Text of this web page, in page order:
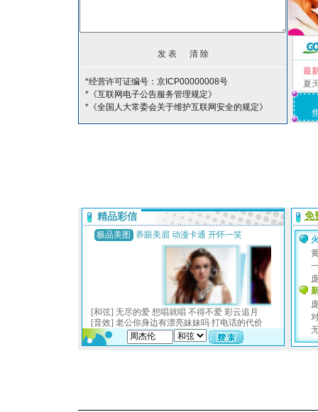
*经营许可证编号：京ICP00000008号
*《互联网电子公告服务管理规定》
*《全国人大常委会关于维护互联网安全的规定》
最
夏